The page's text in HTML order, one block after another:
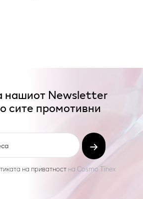
нашиот Newsletter
сите промотивни
на приватност на Cosmo Tinex